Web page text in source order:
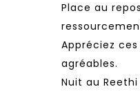
Place au
Appréciez
agréables.
Nuit au